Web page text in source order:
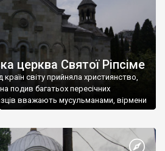
церква Святої Ріпсіме
світу прийняла християнство,
подив багатьох пересічних
вважають мусульманами, вірмени